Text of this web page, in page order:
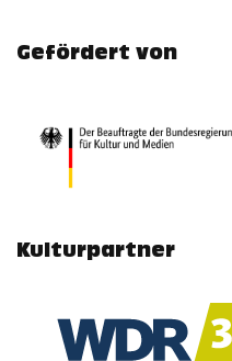
Gefördert von
Kulturpartner